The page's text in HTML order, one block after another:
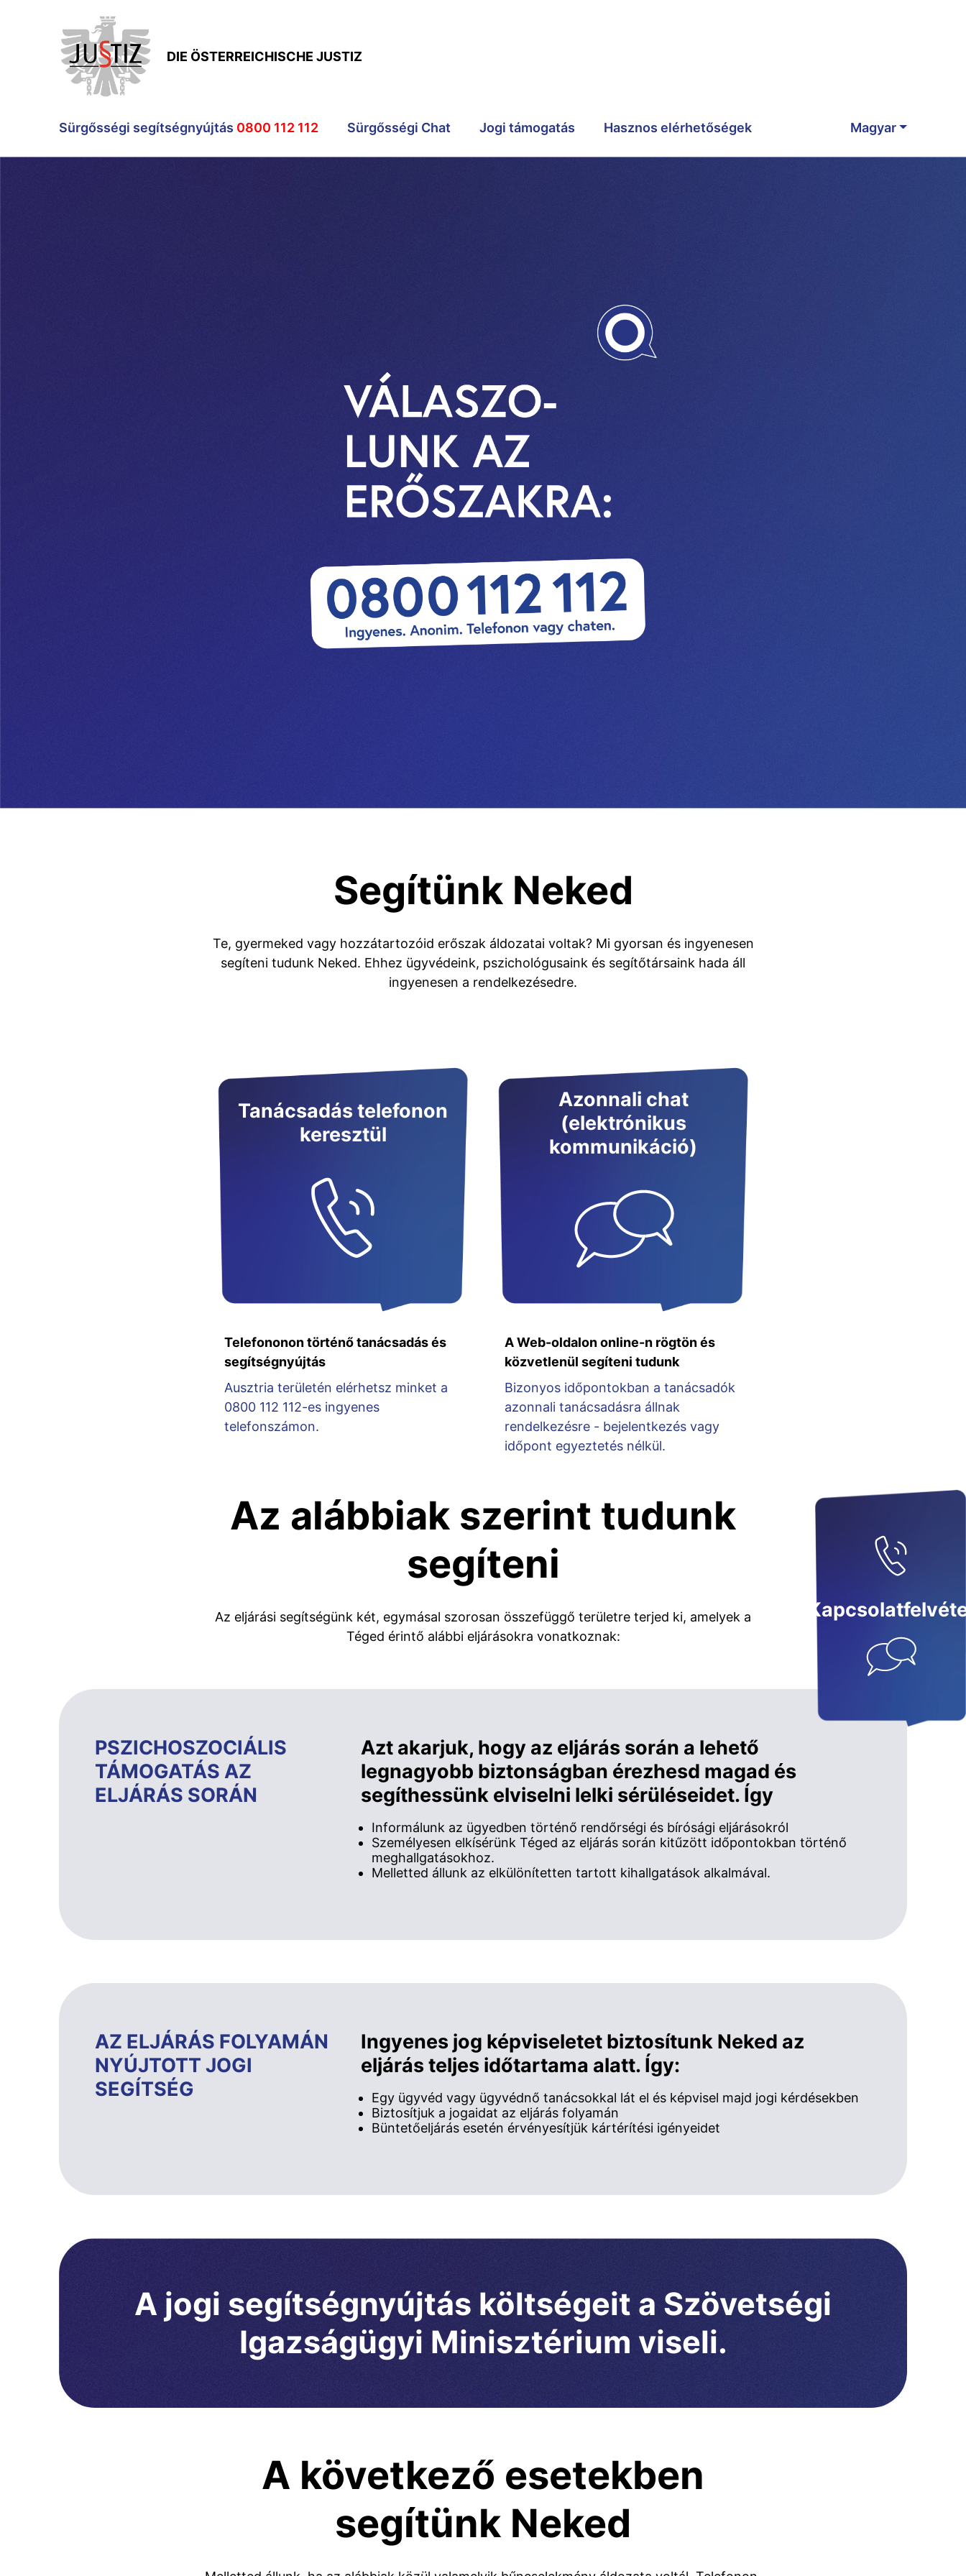
DIE ÖSTERREICHISCHE JUSTIZ
Sürgősségi segítségnyújtás 0800 112 112 Sürgősségi Chat Jogi támogatás Hasznos elérhetőségek Magyar
Segítünk Neked
Te, gyermeked vagy hozzátartozóid erőszak áldozatai voltak? Mi gyorsan és ingyenesen
segíteni tudunk Neked. Ehhez ügyvédeink, pszichológusaink és segítőtársaink hada áll
ingyenesen a rendelkezésedre.
Tanácsadás telefonon
keresztül
Telefononon történő tanácsadás és
segítségnyújtás
Ausztria területén elérhetsz minket a
0800 112 112-es ingyenes
telefonszámon.
Azonnali chat
(elektrónikus
kommunikáció)
A Web-oldalon online-n rögtön és
közvetlenül segíteni tudunk
Bizonyos időpontokban a tanácsadók
azonnali tanácsadásra állnak
rendelkezésre - bejelentkezés vagy
időpont egyeztetés nélkül.
Az alábbiak szerint tudunk
segíteni
Az eljárási segítségünk két, egymásal szorosan összefüggő területre terjed ki, amelyek a
Téged érintő alábbi eljárásokra vonatkoznak:
PSZICHOSZOCIÁLIS
TÁMOGATÁS AZ
ELJÁRÁS SORÁN
Azt akarjuk, hogy az eljárás során a lehető
legnagyobb biztonságban érezhesd magad és
segíthessünk elviselni lelki sérüléseidet. Így
Informálunk az ügyedben történő rendőrségi és bírósági eljárásokról
Személyesen elkísérünk Téged az eljárás során kitűzött időpontokban történő
meghallgatásokhoz.
Melletted állunk az elkülönítetten tartott kihallgatások alkalmával.
AZ ELJÁRÁS FOLYAMÁN
NYÚJTOTT JOGI
SEGÍTSÉG
Ingyenes jog képviseletet biztosítunk Neked az
eljárás teljes időtartama alatt. Így:
Egy ügyvéd vagy ügyvédnő tanácsokkal lát el és képvisel majd jogi kérdésekben
Biztosítjuk a jogaidat az eljárás folyamán
Büntetőeljárás esetén érvényesítjük kártérítési igényeidet
A jogi segítségnyújtás költségeit a Szövetségi
Igazságügyi Minisztérium viseli.
A következő esetekben
segítünk Neked